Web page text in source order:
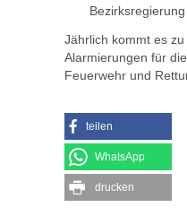
Bezirksregierung
Jährlich kommt es
Alarmierungen für
Feuerwehr und
teilen
WhatsApp
drucken